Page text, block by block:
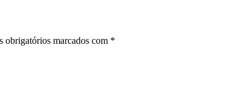
obrigatórios marcados com *